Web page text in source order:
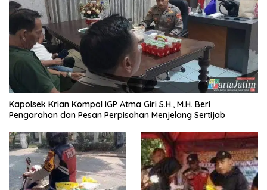
Kapolsek Krian Kompol IGP Atma Giri S.H., M.H. Beri
Pengarahan dan Pesan Perpisahan Menjelang Sertijab